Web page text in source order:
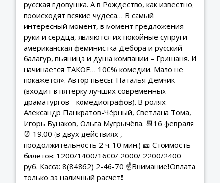
русская вдовушка. А в Рождество, как известно,
происходят всякие чудеса… В самый
интересный момент, в момент предложения
руки и сердца, являются их покойные супруги –
американская феминистка Дебора и русский
балагур, пьяница и душа компании – Гришаня. И
начинается ТАКОЕ… 100% комедии. Мало не
покажется». Автор пьесы: Наталья Демчик
(входит в пятёрку лучших современных
драматургов - комедиографов). В ролях:
Александр Панкратов-Чёрный, Светлана Тома,
Игорь Бунаков, Ольга Мугрычёва. 📆16 февраля
⏰ 19.00 (в двух действиях ,
продолжительность 2 ч. 10 мин.) 🎫 Стоимость
билетов: 1200/1400/1600/ 2000/ 2200/2400
руб. Касса: 8(84862) 2-46-70 ☝Внимание❗️Оплата
только за наличный расчет❗️